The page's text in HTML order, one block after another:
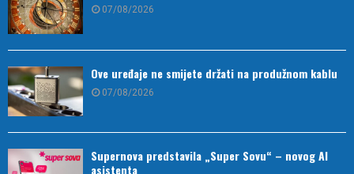
07/08/2026
Ove uređaje ne smijete držati na produžnom kablu
07/08/2026
Supernova predstavila „Super Sovu“ – novog AI
asistenta